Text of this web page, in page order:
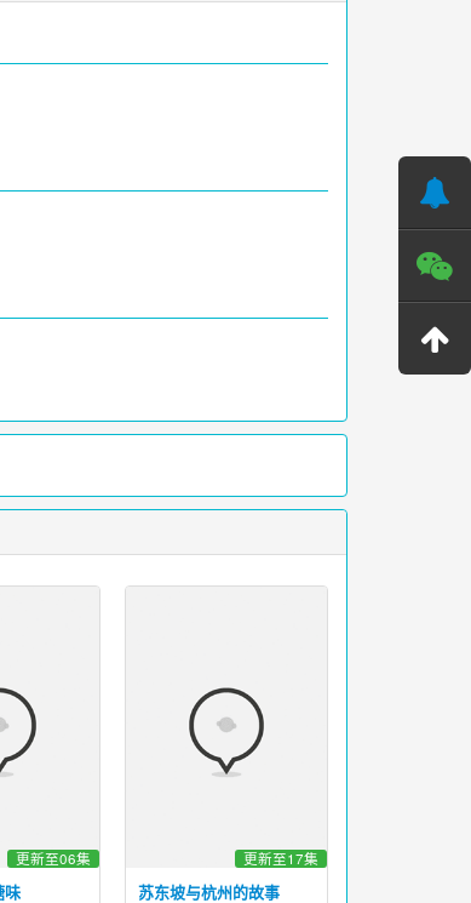
味
更新至06集
苏东坡与杭州的故事
更新至17集